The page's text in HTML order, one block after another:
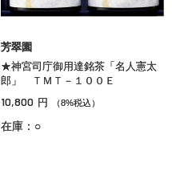
芳翠園
★神宮司庁御用達銘茶「名人憲太
郎」 ＴＭＴ－１００Ｅ
10,800 円 （8%税込）
在庫：○